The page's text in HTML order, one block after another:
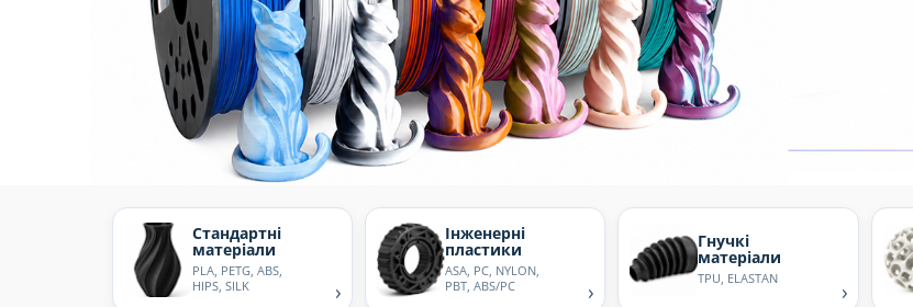
Стандартні
матеріали
PLA, PETG, ABS,
HIPS, SILK
›
Інженерні
пластики
ASA, PC, NYLON,
PBT, ABS/PC
›
Гнучкі
матеріали
TPU, ELASTAN ›